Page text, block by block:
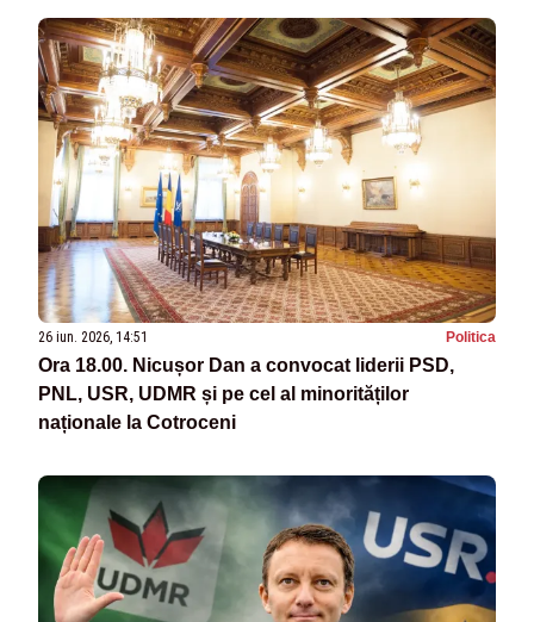
26 iun. 2026, 14:51 Politica
Ora 18.00. Nicușor Dan a convocat liderii PSD,
PNL, USR, UDMR și pe cel al minorităților
naționale la Cotroceni